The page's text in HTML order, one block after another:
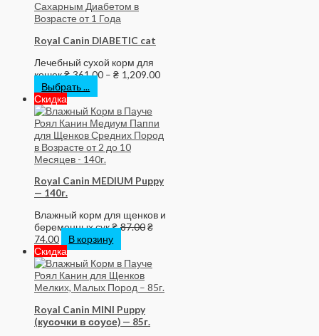
Royal Canin DIABETIC cat
Лечебный сухой корм для
кошек₴ 361.00 – ₴ 1,209.00
Выбрать ...
Скидка
Royal Canin MEDIUM Puppy
— 140г.
Влажный корм для щенков и
беременных сук₴ 87.00₴
74.00
В корзину
Скидка
Royal Canin MINI Puppy
(кусочки в соусе) — 85г.